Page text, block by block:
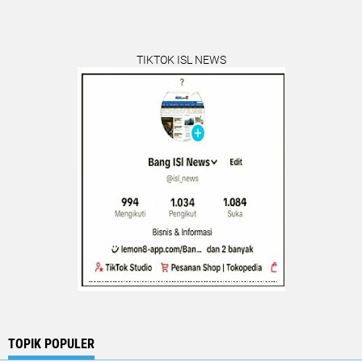
TIKTOK ISL NEWS
TOPIK POPULER